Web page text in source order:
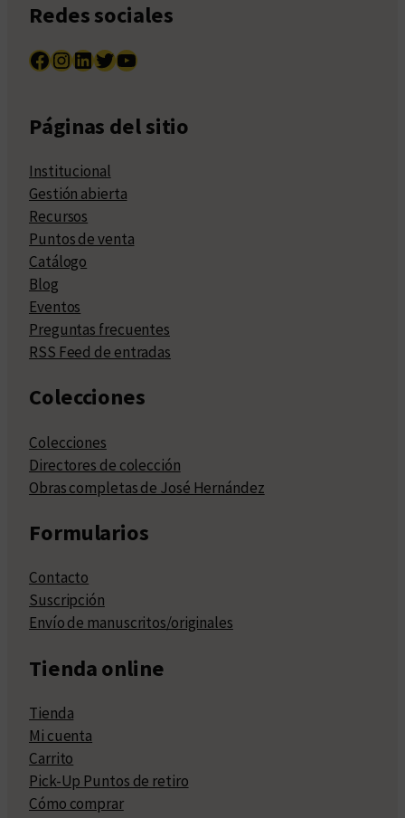
Redes sociales
Facebook InstagramLinkedIn Twitter YouTube
Páginas del sitio
Institucional
Gestión abierta
Recursos
Puntos de venta
Catálogo
Blog
Eventos
Preguntas frecuentes
RSS Feed de entradas
Colecciones
Colecciones
Directores de colección
Obras completas de José Hernández
Formularios
Contacto
Suscripción
Envío de manuscritos/originales
Tienda online
Tienda
Mi cuenta
Carrito
Pick-Up Puntos de retiro
Cómo comprar